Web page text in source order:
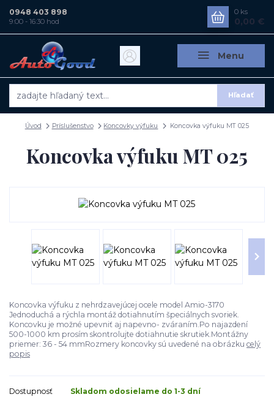
Menu
Hľadať
0948 403 898
9:00 - 16:30 hod
0 ks
0,00 €
Úvod Príslušenstvo Koncovky výfuku Koncovka výfuku MT 025
Koncovka výfuku MT 025
Koncovka výfuku z nehrdzavejúcej ocele model Amio-3170
Jednoduchá a rýchla montáž dotiahnutím špeciálnych svoriek.
Koncovku je možné upevniť aj napevno- zváraním.Po najazdení
500-1000 km prosím skontrolujte dotiahnutie skrutiek.Montážny
priemer: 36 - 54 mmRozmery koncovky sú uvedené na obrázku celý
popis
Dostupnosť Skladom odosielame do 1-3 dní